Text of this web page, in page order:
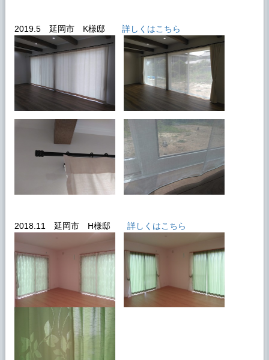
2019.5 延岡市 K様邸 詳しくはこちら
2018.11 延岡市 H様邸 詳しくはこちら